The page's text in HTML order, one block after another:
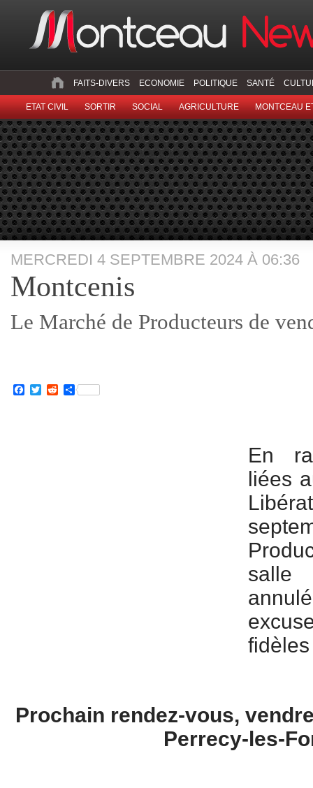
FAITS-DIVERS ECONOMIE POLITIQUE SANTÉ
ETAT CIVIL SORTIR SOCIAL AGRICULTURE MONTCEAU
MERCREDI 4 SEPTEMBRE 2024 À 06:36
Montcenis
Le Marché de Producteurs de
Facebook
TwitterRedditPartager
En
liées
salle
Prochain rendez-vous,
Perrecy-les-